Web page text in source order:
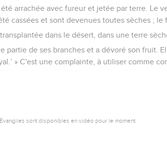
arrachée avec fureur et jetée par terre. Le
cassées et sont devenues toutes sèches ; le
dans le désert, dans une terre
partie de ses branches et a dévoré son fruit.
» C'est une complainte, à utiliser comme
sont disponibles en vidéo pour le moment.